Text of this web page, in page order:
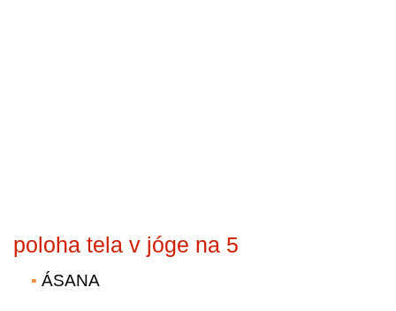
poloha tela v jóge na 5
ÁSANA